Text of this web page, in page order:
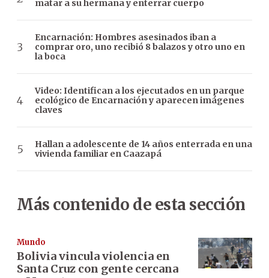
matar a su hermana y enterrar cuerpo
Encarnación: Hombres asesinados iban a
comprar oro, uno recibió 8 balazos y otro uno en
la boca
Video: Identifican a los ejecutados en un parque
ecológico de Encarnación y aparecen imágenes
claves
Hallan a adolescente de 14 años enterrada en una
vivienda familiar en Caazapá
Más contenido de esta sección
Mundo
Bolivia vincula violencia en
Santa Cruz con gente cercana